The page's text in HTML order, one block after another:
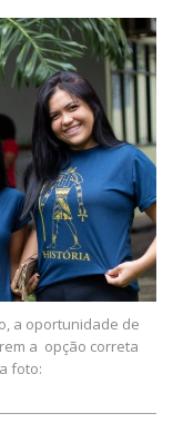
a oportunidade de
a opção correta
foto: